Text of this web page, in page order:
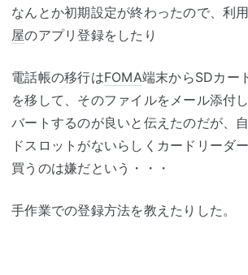
なんとか初期設定が終わったので、利
屋のアプリ登録をしたり
電話帳の移行はFOMA端末からSDカー
を移して、そのファイルをメール添付
バートするのが良いと伝えたのだが、
ドスロットがないらしくカードリーダ
買うのは嫌だという・・・
手作業での登録方法を教えたりした。